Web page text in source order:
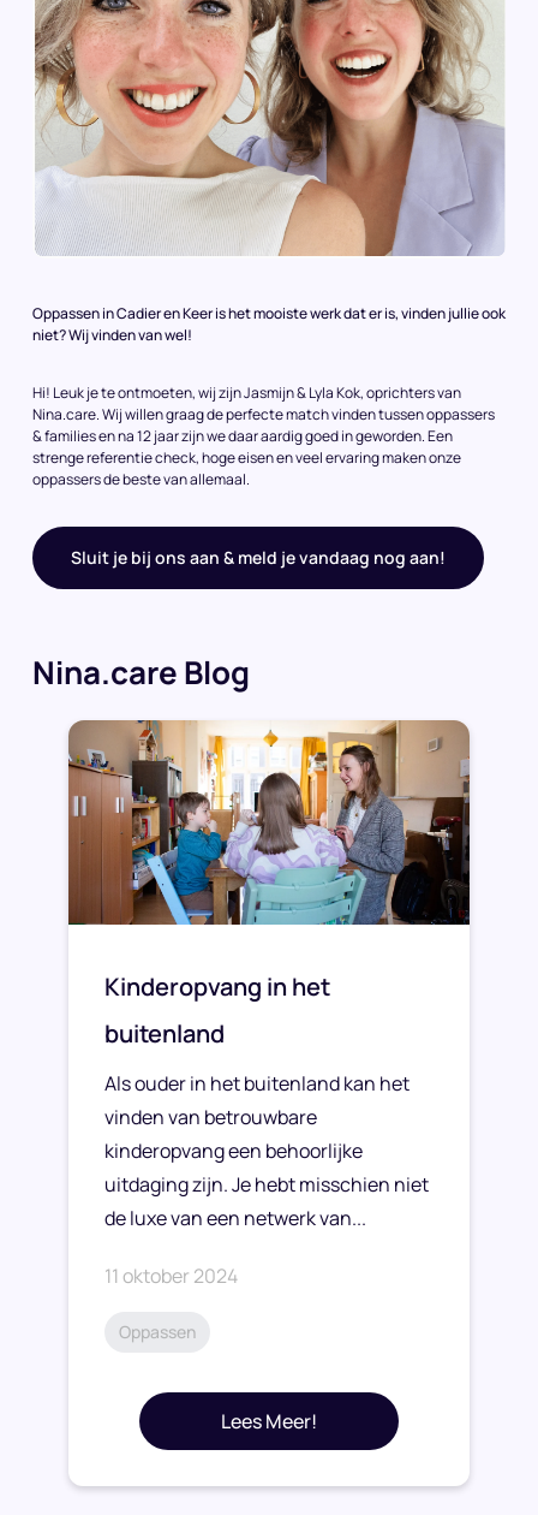
Oppassen in Cadier en Keer is het mooiste werk dat er is, vinden jullie ook
niet? Wij vinden van wel!
Hi! Leuk je te ontmoeten, wij zijn Jasmijn & Lyla Kok, oprichters van
Nina.care. Wij willen graag de perfecte match vinden tussen oppassers
& families en na 12 jaar zijn we daar aardig goed in geworden. Een
strenge referentie check, hoge eisen en veel ervaring maken onze
oppassers de beste van allemaal.
Sluit je bij ons aan & meld je vandaag nog aan!
Nina.care Blog
Kinderopvang in het
buitenland
Als ouder in het buitenland kan het
vinden van betrouwbare
kinderopvang een behoorlijke
uitdaging zijn. Je hebt misschien niet
de luxe van een netwerk van...
11 oktober 2024
Oppassen
Lees Meer!